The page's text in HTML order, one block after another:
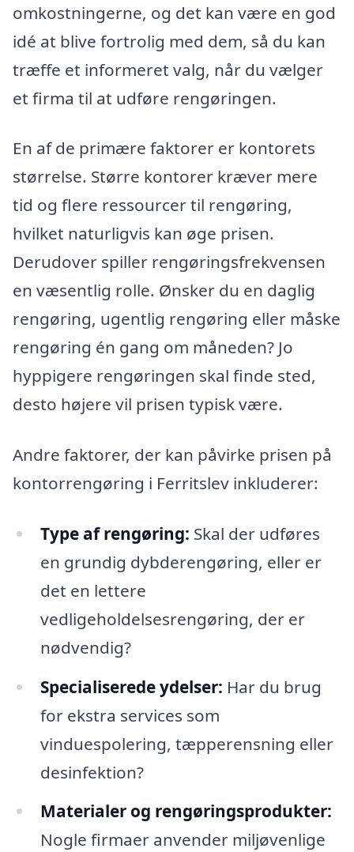
omkostningerne, og det kan være en god
idé at blive fortrolig med dem, så du kan
træffe et informeret valg, når du vælger
et firma til at udføre rengøringen.
En af de primære faktorer er kontorets
størrelse. Større kontorer kræver mere
tid og flere ressourcer til rengøring,
hvilket naturligvis kan øge prisen.
Derudover spiller rengøringsfrekvensen
en væsentlig rolle. Ønsker du en daglig
rengøring, ugentlig rengøring eller måske
rengøring én gang om måneden? Jo
hyppigere rengøringen skal finde sted,
desto højere vil prisen typisk være.
Andre faktorer, der kan påvirke prisen på
kontorrengøring i Ferritslev inkluderer:
Type af rengøring: Skal der udføres
en grundig dybderengøring, eller er
det en lettere
vedligeholdelsesrengøring, der er
nødvendig?
Specialiserede ydelser: Har du brug
for ekstra services som
vinduespolering, tæpperensning eller
desinfektion?
Materialer og rengøringsprodukter:
Nogle firmaer anvender miljøvenlige